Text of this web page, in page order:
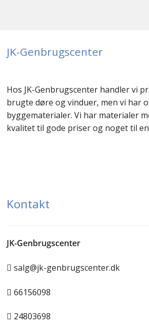
JK-Genbrugscenter
Hos JK-Genbrugscenter handler vi
brugte døre og vinduer, men vi har
byggematerialer. Vi har materialer
kvalitet til gode priser og noget til
Kontakt
JK-Genbrugscenter
salg@jk-genbrugscenter.dk
66156098
24803698